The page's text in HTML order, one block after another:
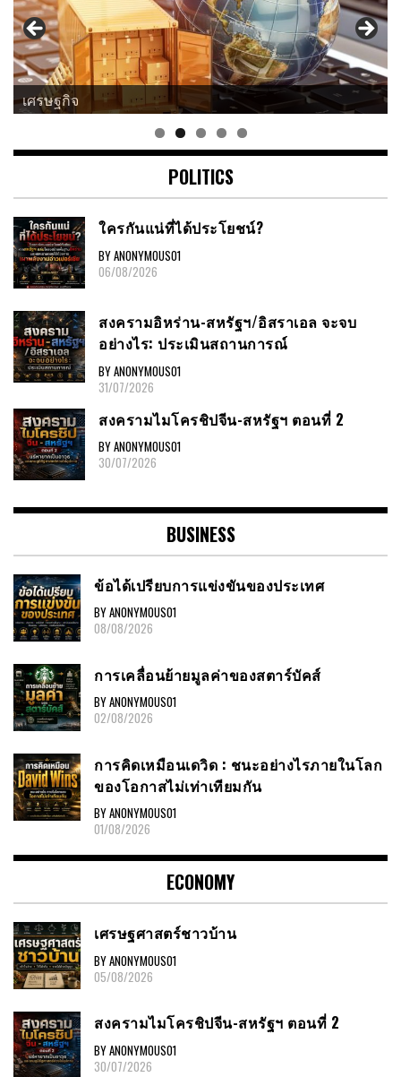
เศรษฐกิจ
ธุรกิจ
POLITICS
ใครกันแน่ที่ได้ประโยชน์?
BY ANONYMOUS01
06/08/2026
สงครามอิหร่าน-สหรัฐฯ/อิสราเอล จะจบ
อย่างไร: ประเมินสถานการณ์
BY ANONYMOUS01
31/07/2026
สงครามไมโครชิปจีน-สหรัฐฯ ตอนที่ 2
BY ANONYMOUS01
30/07/2026
BUSINESS
ข้อได้เปรียบการแข่งขันของประเทศ
BY ANONYMOUS01
08/08/2026
การเคลื่อนย้ายมูลค่าของสตาร์บัคส์
BY ANONYMOUS01
02/08/2026
การคิดเหมือนเดวิด : ชนะอย่างไรภายในโลก
ของโอกาสไม่เท่าเทียมกัน
BY ANONYMOUS01
01/08/2026
ECONOMY
เศรษฐศาสตร์ชาวบ้าน
BY ANONYMOUS01
05/08/2026
สงครามไมโครชิปจีน-สหรัฐฯ ตอนที่ 2
BY ANONYMOUS01
30/07/2026